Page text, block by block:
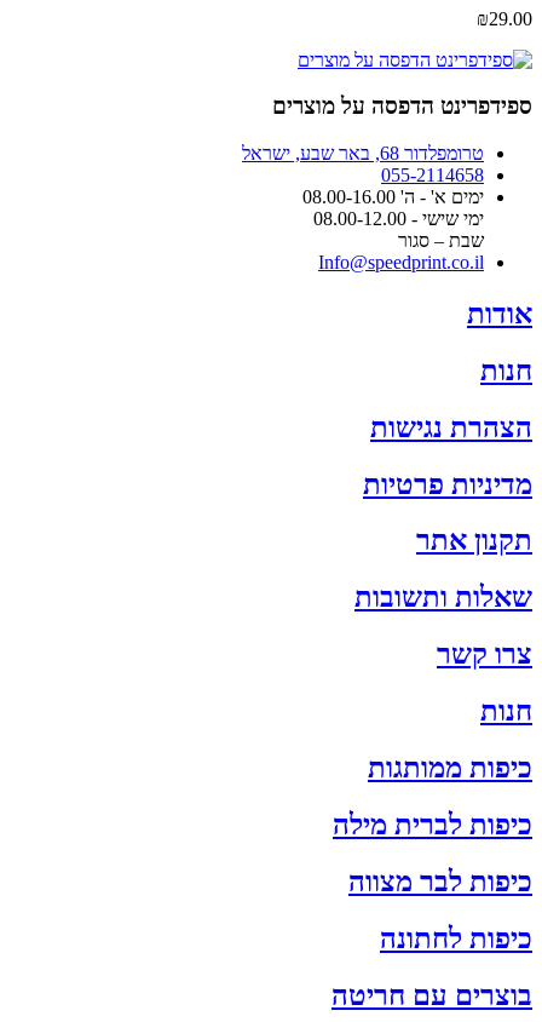
בעמוד
המוצר
₪29.00
ספידפרינט הדפסה על מוצרים
טרומפלדור 68, באר שבע, ישראל
055-2114658
ימים א' - ה' 08.00-16.00
ימי שישי - 08.00-12.00
שבת – סגור
Info@speedprint.co.il
אודות
חנות
הצהרת נגישות
מדיניות פרטיות
תקנון אתר
שאלות ותשובות
צרו קשר
חנות
כיפות ממותגות
כיפות לברית מילה
כיפות לבר מצווה
כיפות לחתונה
בוצרים עם חריטה